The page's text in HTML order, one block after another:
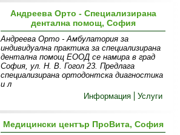
Андреева Орто - Специализирана
дентална помощ, София
Андреева Орто - Амбулатория за
индивидуална практика за специализирана
дентална помощ ЕООД се намира в град
София, ул. Н. В. Гогол 23. Предлага
специализирана ортодонтска диагностика
и л
Информация
Услуги
Медицински център ПроВита, София